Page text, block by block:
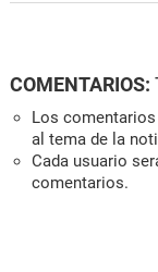
COMENTARIOS:
Los
al tema de la
Cada usuario
comentarios.